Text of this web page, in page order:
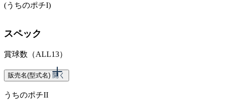
(うちのポチI)
スペック
賞球数（ALL13）
販売名(型式名) 開く
うちのポチII